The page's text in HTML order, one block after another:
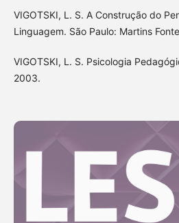
VIGOTSKI, L. S. A Construção do
Linguagem. São Paulo: Martins
VIGOTSKI, L. S. Psicologia
2003.